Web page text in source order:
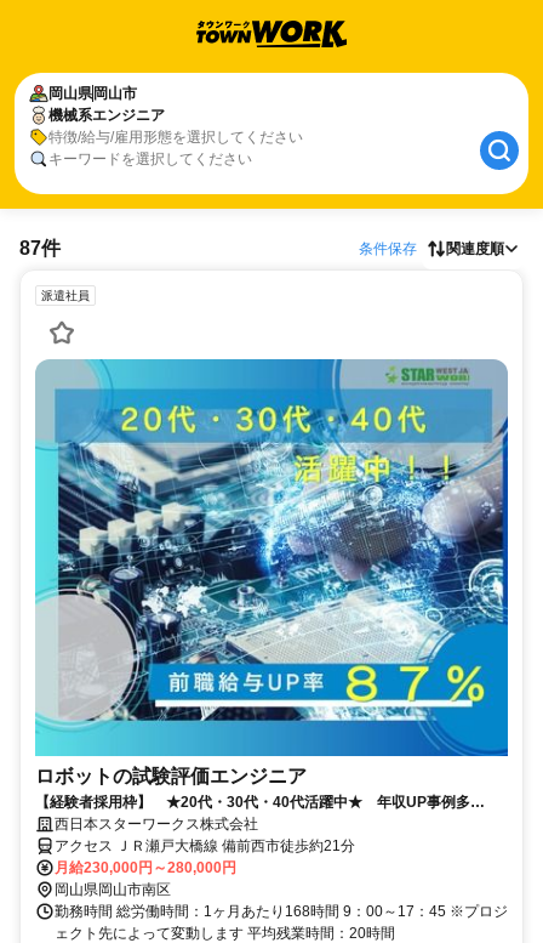
岡山県 岡山市
機械系エンジニア
特徴/給与/雇用形態を選択してください
キーワードを選択してください
87件 条件保存 関連度順
派遣社員
ロボットの試験評価エンジニア
【経験者採用枠】 ★20代・30代・40代活躍中★ 年収UP事例多
数！！
西日本スターワークス株式会社
アクセス ＪＲ瀬戸大橋線 備前西市徒歩約21分
月給230,000円～280,000円
岡山県岡山市南区
勤務時間 総労働時間：1ヶ月あたり168時間 9：00～17：45 ※プロジ
ェクト先によって変動します 平均残業時間：20時間